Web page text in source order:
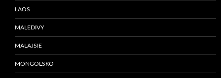
LAOS
MALEDIVY
MALAJSIE
MONGOLSKO